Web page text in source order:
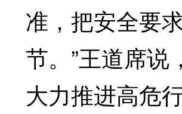
准，把安全要
节。”王道席说
大力推进高危